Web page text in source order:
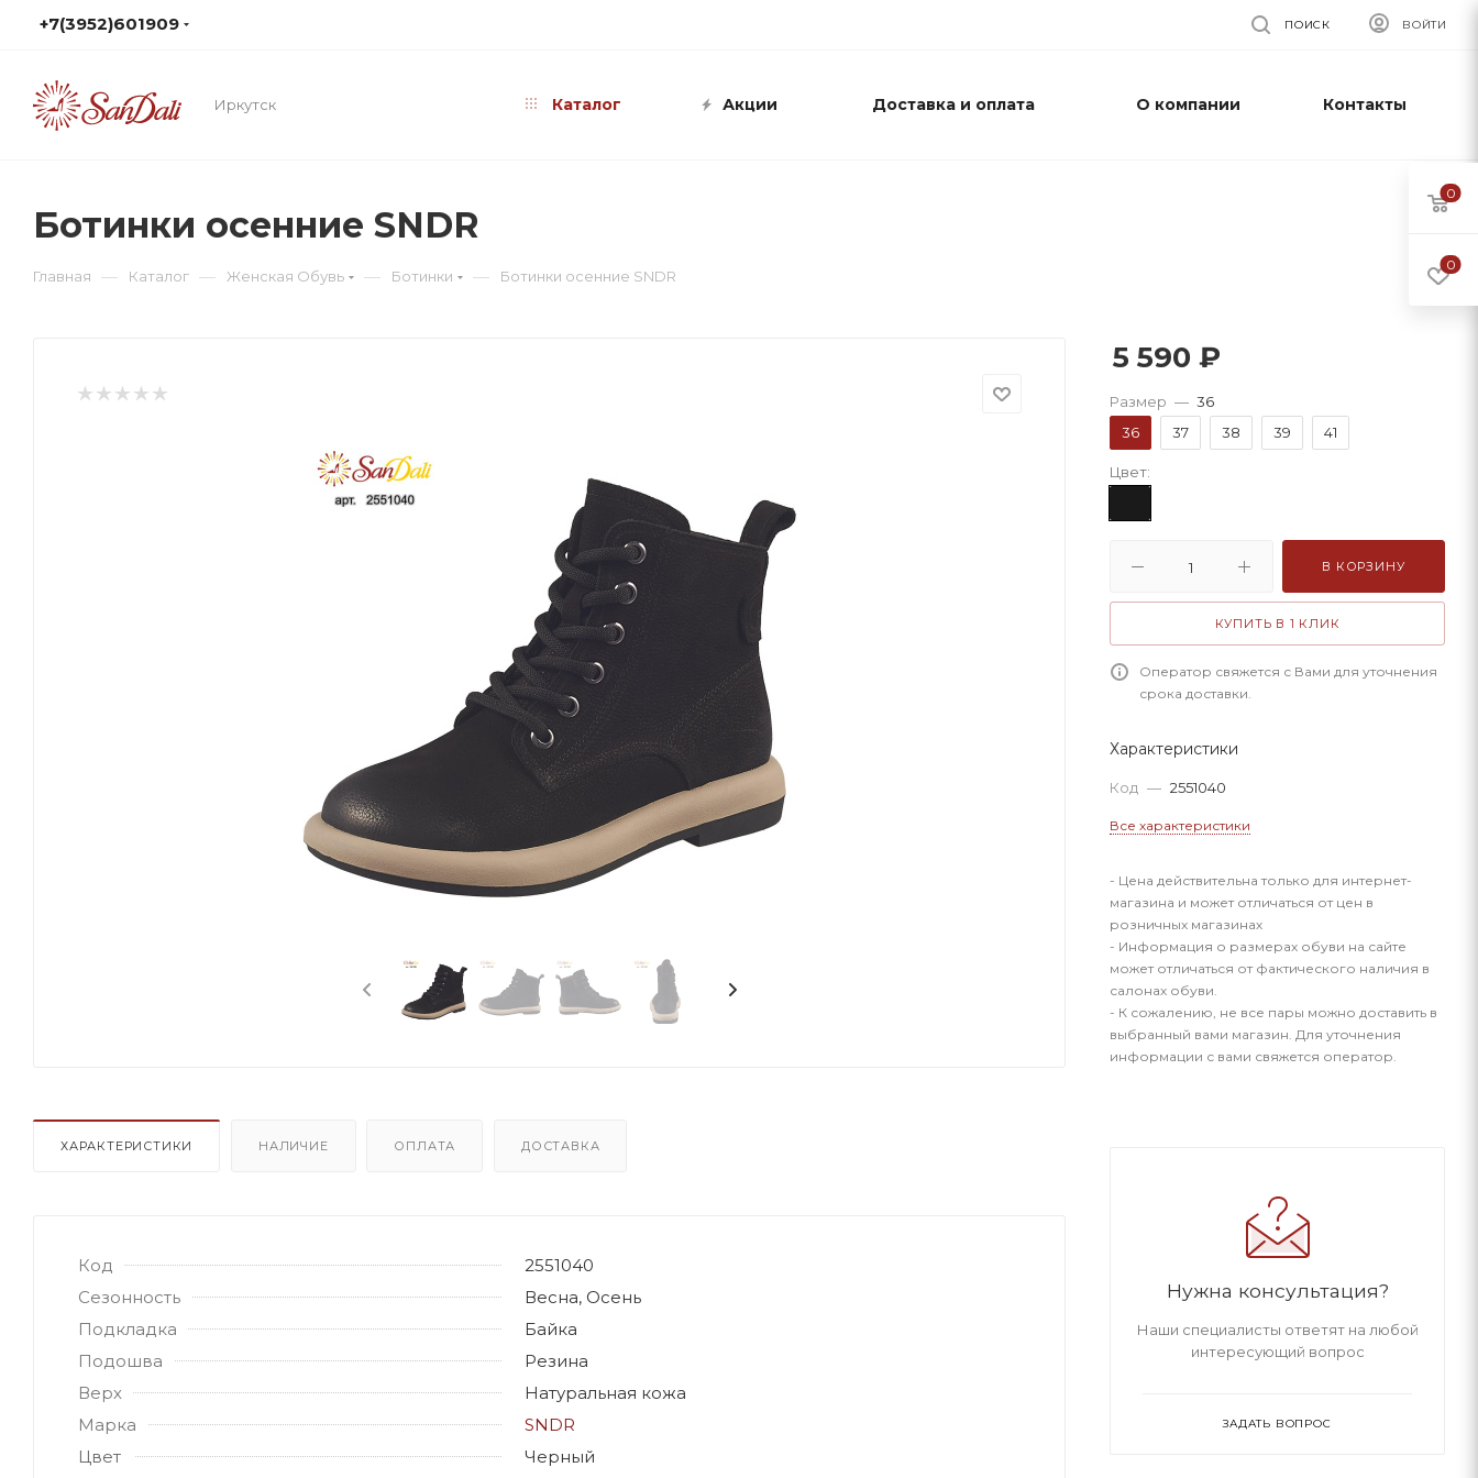
+7(3952)601909 ВОЙТИ
ПОИСК
Иркутск Каталог Акции Доставка и оплата О компании Контакты
Ботинки осенние SNDR
Главная — Каталог — Женская Обувь — Ботинки — Ботинки осенние SNDR
ХАРАКТЕРИСТИКИ НАЛИЧИЕ ОПЛАТА ДОСТАВКА
Код
2551040
Сезонность
Весна, Осень
Подкладка
Байка
Подошва
Резина
Верх
Натуральная кожа
Марка
SNDR
Цвет
Черный
5 590 ₽
Размер — 36
36
37 38 39 41
Цвет:
В КОРЗИНУ
КУПИТЬ В 1 КЛИК
Оператор свяжется с Вами для уточнения
срока доставки.
Характеристики
Код — 2551040
Все характеристики
- Цена действительна только для интернет-
магазина и может отличаться от цен в
розничных магазинах
- Информация о размерах обуви на сайте
может отличаться от фактического наличия в
салонах обуви.
- К сожалению, не все пары можно доставить в
выбранный вами магазин. Для уточнения
информации с вами свяжется оператор.
Нужна консультация?
Наши специалисты ответят на любой
интересующий вопрос
ЗАДАТЬ ВОПРОС
0
0